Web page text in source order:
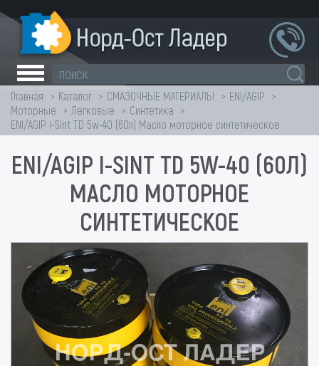
Главная Каталог СМАЗОЧНЫЕ МАТЕРИАЛЫ
ENI/AGIP
Моторные
Легковые
Синтетика
ENI/AGIP i-Sint TD 5w-40 (60л) Масло моторное синтетическое
ENI/AGIP I-SINT TD 5W-40 (60Л)
МАСЛО МОТОРНОЕ
СИНТЕТИЧЕСКОЕ